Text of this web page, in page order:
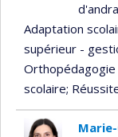
Adaptation
supérieur -
scolaire;